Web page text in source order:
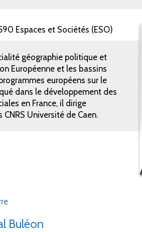
Espaces et Sociétés (ESO)
géographie politique et
Européenne et les bassins
européens sur le
dans le développement des
en France, il dirige
Université de Caen.
Buléon